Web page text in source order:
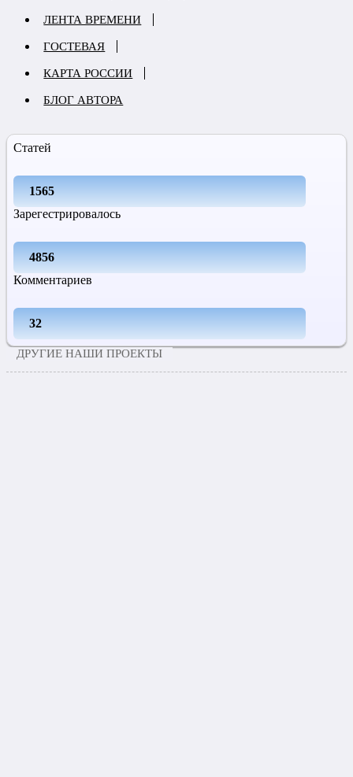
ЛЕНТА ВРЕМЕНИ
ГОСТЕВАЯ
КАРТА РОССИИ
БЛОГ АВТОРА
Статей
1565
Зарегестрировалось
4856
Комментариев
32
ДРУГИЕ НАШИ ПРОЕКТЫ